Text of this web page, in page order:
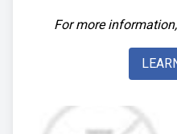
For more